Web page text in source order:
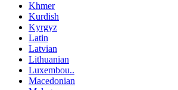
Khmer
Kurdish
Kyrgyz
Latin
Latvian
Lithuanian
Luxembou..
Macedonian